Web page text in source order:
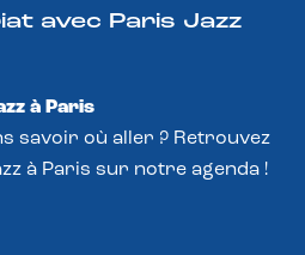
avec Paris Jazz
à Paris
savoir où aller ? Retrouvez
à Paris sur notre agenda !